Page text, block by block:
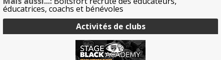
éducatrices, coachs et bénévoles
Activités de clubs